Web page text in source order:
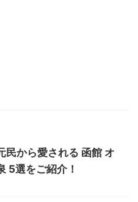
民から愛される 函館 オ
5選をご紹介！